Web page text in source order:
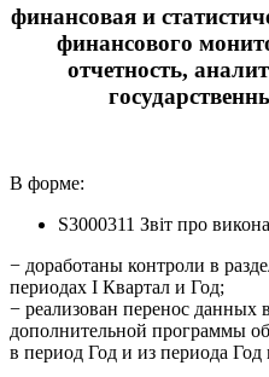
финансовая и
финансового
отчетность,
В форме:
S3000311 Звіт про
− доработаны контроли в
периодах І Квартал и Год;
− реализован перенос
дополнительной программы
в период Год и из периода